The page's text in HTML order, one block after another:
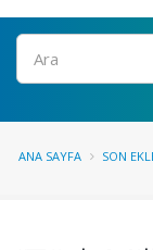
Ara
ANA SAYFA SON